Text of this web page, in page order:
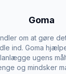
Goma
om at gøre
ind. Goma
ugens
og mindsker